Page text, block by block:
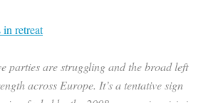
retreat
parties are struggling and the broad left
across Europe. It’s a tentative sign